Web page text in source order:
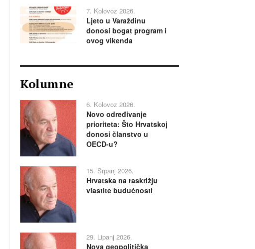
7. Kolovoz 2026.
Ljeto u Varaždinu
donosi bogat program i
ovog vikenda
Kolumne
6. Kolovoz 2026.
Novo određivanje
prioriteta: Što Hrvatskoj
donosi članstvo u
OECD-u?
15. Srpanj 2026.
Hrvatska na raskrižju
vlastite budućnosti
29. Lipanj 2026.
Nova geopolitička